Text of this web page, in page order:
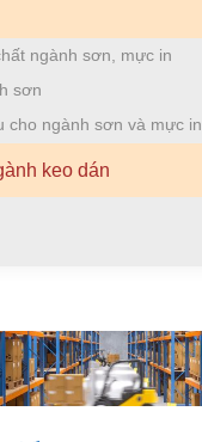
ngành sơn, mực in
sơn
cho ngành sơn và mực in
keo dán